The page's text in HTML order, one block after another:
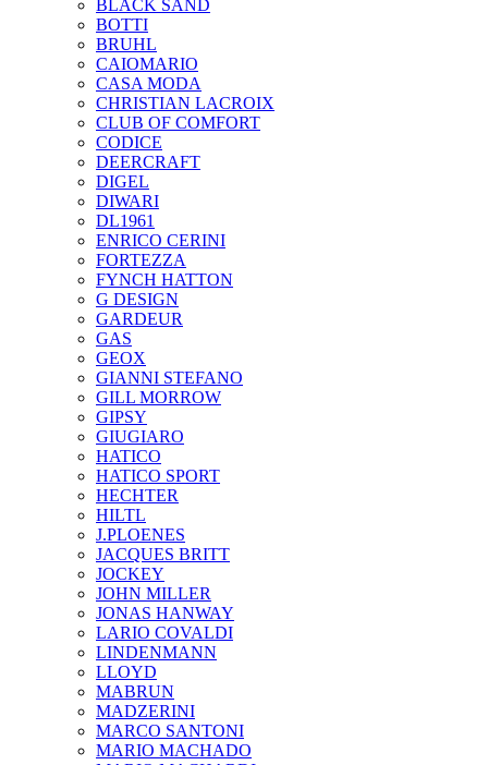
BLACK SAND
BOTTI
BRUHL
CAIOMARIO
CASA MODA
CHRISTIAN LACROIX
CLUB OF COMFORT
CODICE
DEERCRAFT
DIGEL
DIWARI
DL1961
ENRICO CERINI
FORTEZZA
FYNCH HATTON
G DESIGN
GARDEUR
GAS
GEOX
GIANNI STEFANO
GILL MORROW
GIPSY
GIUGIARO
HATICO
HATICO SPORT
HECHTER
HILTL
J.PLOENES
JAСQUES BRITT
JOCKEY
JOHN MILLER
JONAS HANWAY
LARIO COVALDI
LINDENMANN
LLOYD
MABRUN
MADZERINI
MARCO SANTONI
MARIO MACHADO